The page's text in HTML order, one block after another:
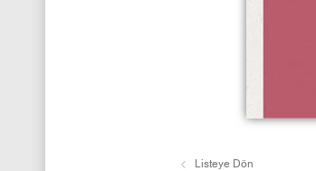
Listeye Dön